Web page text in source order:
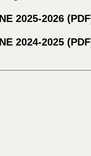
2025-2026 (PDF
2024-2025 (PDF